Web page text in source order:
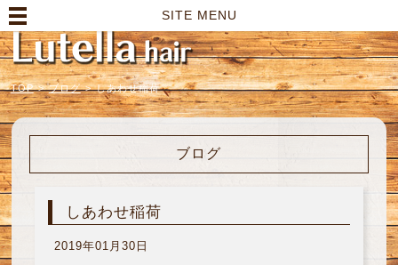
SITE MENU
TOP > ブログ > しあわせ稲荷
ブログ
しあわせ稲荷
2019年01月30日